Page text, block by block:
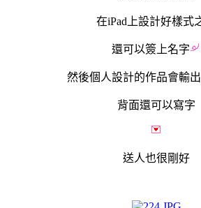
在iPad上設計好樣式
還可以簽上名字
然後個人設計的作品會輸
背面還可以寫字
送人也很 剛好